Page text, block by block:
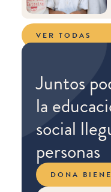
VER TODAS
Juntos
la
social
personas
DONA